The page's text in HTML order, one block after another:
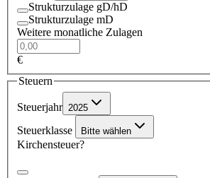
Strukturzulage gD/hD
Strukturzulage mD
Weitere monatliche Zulagen
€
Steuern
Steuerjahr 2025
Steuerklasse Bitte wählen
Kirchensteuer?